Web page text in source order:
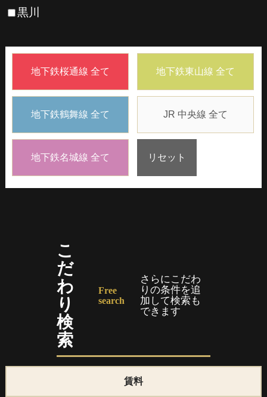
黒川
地下鉄桜通線 全て 地下鉄東山線 全て
地下鉄鶴舞線 全て JR 中央線 全て
地下鉄名城線 全て リセット
こ
だ
わ
り
検
索
Free
search
さらにこだわ
りの条件を追
加して検索も
できます
賃料